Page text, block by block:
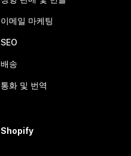
이메일 마케팅
SEO
배송
통화 및 번역
Shopify